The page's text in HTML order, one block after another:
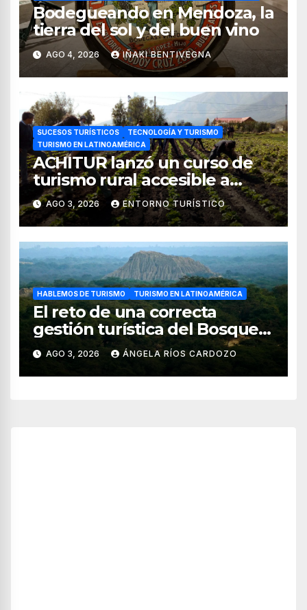
Bodegueando en Mendoza, la
tierra del sol y del buen vino
AGO 4, 2026 IÑAKI BENTIVEGNA
SUCESOS TURÍSTICOS
TECNOLOGÍA Y TURISMO
TURISMO EN LATINOAMÉRICA
ACHITUR lanzó un curso de
turismo rural accesible a
través de WhatsApp
AGO 3, 2026 ENTORNO TURÍSTICO
HABLEMOS DE TURISMO TURISMO EN LATINOAMÉRICA
El reto de una correcta
gestión turística del Bosque
de Pomac (en Perú)
AGO 3, 2026 ÁNGELA RÍOS CARDOZO